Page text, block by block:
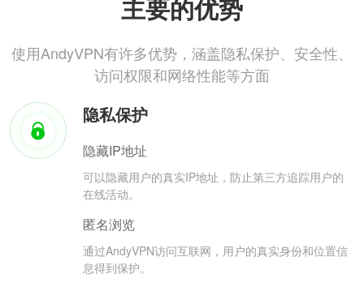
主要的优势
使用AndyVPN有许多优势，涵盖隐私保护、安全性、
访问权限和网络性能等方面
隐私保护
隐藏IP地址
可以隐藏用户的真实IP地址，防止第三方追踪用户的
在线活动。
匿名浏览
通过AndyVPN访问互联网，用户的真实身份和位置信
息得到保护。